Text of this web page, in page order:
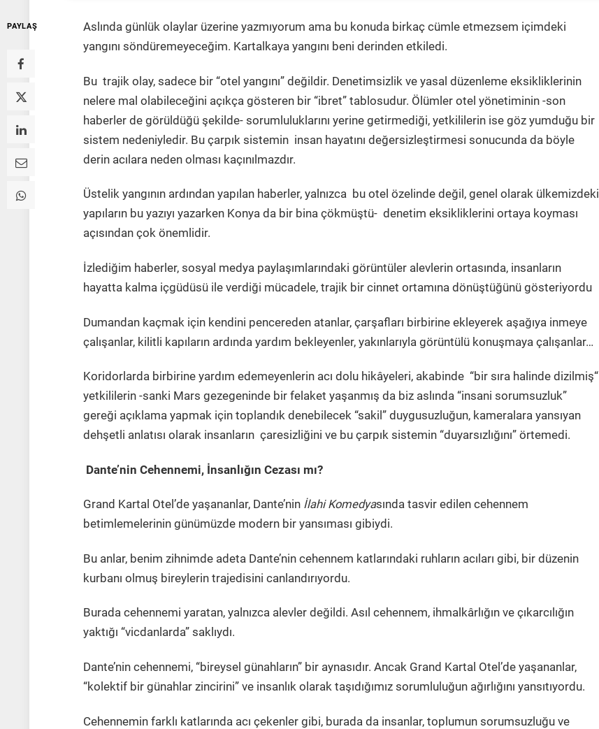
PAYLAŞ
Aslında günlük olaylar üzerine yazmıyorum ama bu konuda birkaç cümle etmezsem içimdeki
yangını söndüremeyeceğim. Kartalkaya yangını beni derinden etkiledi.
Bu trajik olay, sadece bir “otel yangını” değildir. Denetimsizlik ve yasal düzenleme eksikliklerinin
nelere mal olabileceğini açıkça gösteren bir “ibret” tablosudur. Ölümler otel yönetiminin -son
haberler de görüldüğü şekilde- sorumluluklarını yerine getirmediği, yetkililerin ise göz yumduğu bir
sistem nedeniyledir. Bu çarpık sistemin insan hayatını değersizleştirmesi sonucunda da böyle
derin acılara neden olması kaçınılmazdır.
Üstelik yangının ardından yapılan haberler, yalnızca bu otel özelinde değil, genel olarak ülkemizdeki
yapıların bu yazıyı yazarken Konya da bir bina çökmüştü- denetim eksikliklerini ortaya koyması
açısından çok önemlidir.
İzlediğim haberler, sosyal medya paylaşımlarındaki görüntüler alevlerin ortasında, insanların
hayatta kalma içgüdüsü ile verdiği mücadele, trajik bir cinnet ortamına dönüştüğünü gösteriyordu
Dumandan kaçmak için kendini pencereden atanlar, çarşafları birbirine ekleyerek aşağıya inmeye
çalışanlar, kilitli kapıların ardında yardım bekleyenler, yakınlarıyla görüntülü konuşmaya çalışanlar…
Koridorlarda birbirine yardım edemeyenlerin acı dolu hikâyeleri, akabinde “bir sıra halinde dizilmiş“
yetkililerin -sanki Mars gezegeninde bir felaket yaşanmış da biz aslında “insani sorumsuzluk”
gereği açıklama yapmak için toplandık denebilecek “sakil” duygusuzluğun, kameralara yansıyan
dehşetli anlatısı olarak insanların çaresizliğini ve bu çarpık sistemin “duyarsızlığını” örtemedi.
Dante’nin Cehennemi, İnsanlığın Cezası mı?
Grand Kartal Otel’de yaşananlar, Dante’nin İlahi Komedyasında tasvir edilen cehennem
betimlemelerinin günümüzde modern bir yansıması gibiydi.
Bu anlar, benim zihnimde adeta Dante’nin cehennem katlarındaki ruhların acıları gibi, bir düzenin
kurbanı olmuş bireylerin trajedisini canlandırıyordu.
Burada cehennemi yaratan, yalnızca alevler değildi. Asıl cehennem, ihmalkârlığın ve çıkarcılığın
yaktığı “vicdanlarda” saklıydı.
Dante’nin cehennemi, “bireysel günahların” bir aynasıdır. Ancak Grand Kartal Otel’de yaşananlar,
“kolektif bir günahlar zincirini” ve insanlık olarak taşıdığımız sorumluluğun ağırlığını yansıtıyordu.
Cehennemin farklı katlarında acı çekenler gibi, burada da insanlar, toplumun sorumsuzluğu ve